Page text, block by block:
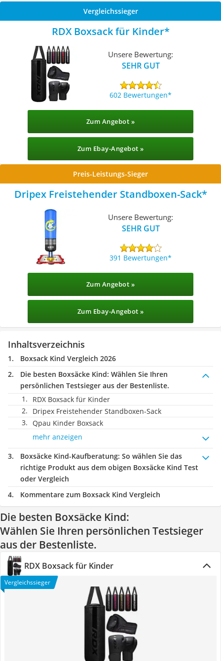
Vergleichssieger
RDX Boxsack für Kinder
Unsere Bewertung:
SEHR GUT
602 Bewertungen
Zum Angebot »
Zum Ebay-Angebot »
Preis-Leistungs-Sieger
Dripex Freistehender Standboxen-Sack
Unsere Bewertung:
SEHR GUT
391 Bewertungen
Zum Angebot »
Zum Ebay-Angebot »
Inhaltsverzeichnis
Boxsack Kind Vergleich 2026
Die besten Boxsäcke Kind: Wählen Sie Ihren
persönlichen Testsieger aus der Bestenliste.
RDX Boxsack für Kinder
Dripex Freistehender Standboxen-Sack
Qpau Kinder Boxsack
mehr anzeigen
Boxsäcke Kind-Kaufberatung: So wählen Sie das
richtige Produkt aus dem obigen Boxsäcke Kind Test
oder Vergleich
Kommentare zum Boxsack Kind Vergleich
Die besten Boxsäcke Kind:
Wählen Sie Ihren persönlichen Testsieger
aus der Bestenliste.
RDX Boxsack für Kinder
Vergleichssieger